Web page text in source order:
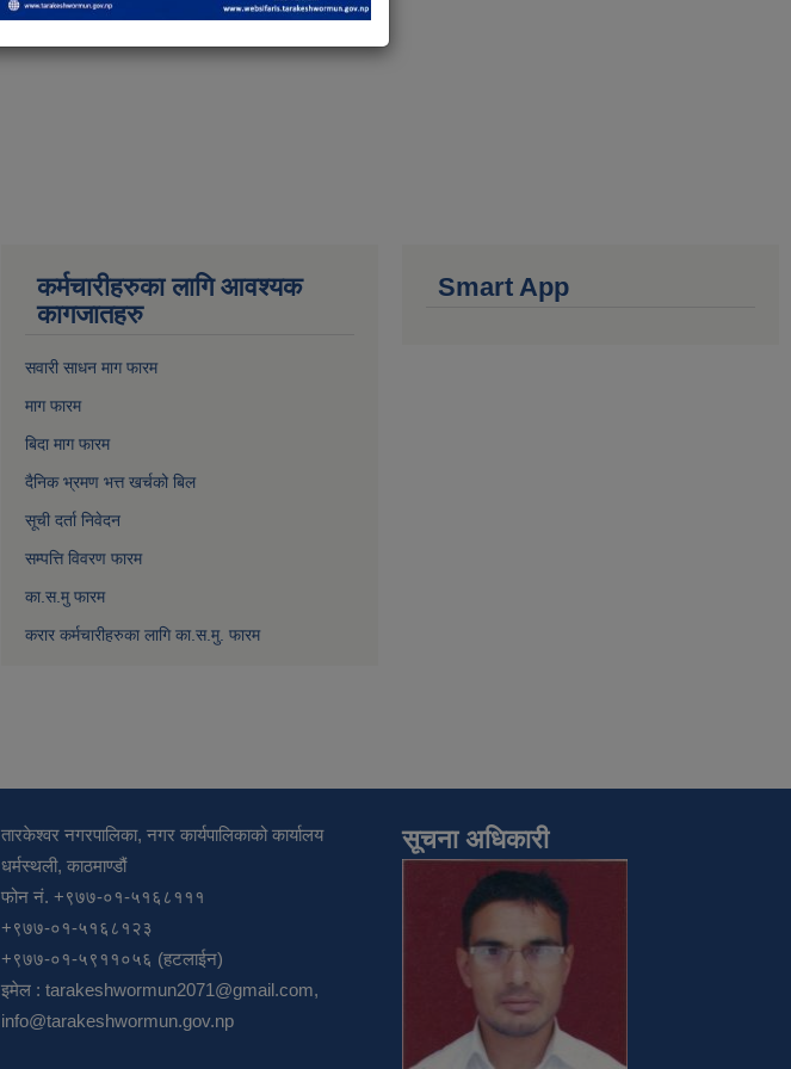
कर्मचारीहरुका लागि आवश्यक
कागजातहरु
सवारी साधन माग फारम
माग फारम
बिदा माग फारम
दैनिक भ्रमण भत्त खर्चको बिल
सूची दर्ता निवेदन
सम्पत्ति विवरण फारम
का.स.मु फारम
करार कर्मचारीहरुका लागि का.स.मु. फारम
Smart App
तारकेश्वर नगरपालिका, नगर कार्यपालिकाको कार्यालय
धर्मस्थली, काठमाण्डौं
फोन नं. +९७७-०१-५१६८१११
+९७७-०१-५१६८१२३
+९७७-०१-५९११०५६ (हटलाईन)
इमेल : tarakeshwormun2071@gmail.com,
info@tarakeshwormun.gov.np
सूचना अधिकारी